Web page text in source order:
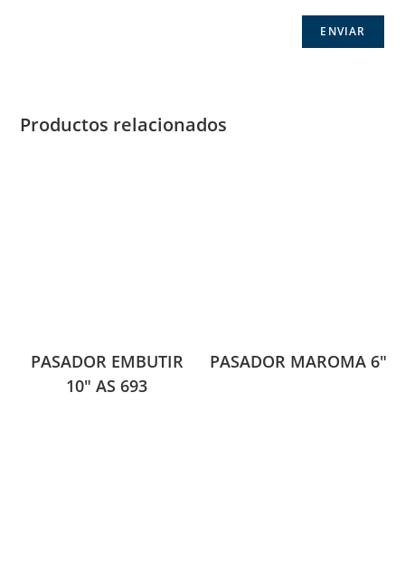
Productos relacionados
PASADOR EMBUTIR
10″ AS 693
PASADOR MAROMA 6″